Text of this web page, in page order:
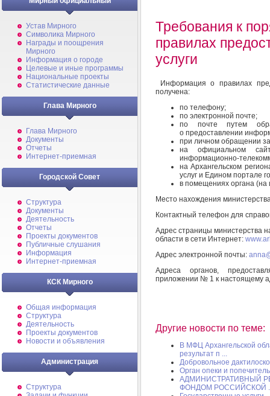
Устав Мирного
Символика Мирного
Награды и поощрения
Мирного
Информация о городе
Целевые и иные программы
Национальные проекты
Статистические данные
Глава Мирного
Глава Мирного
Документы
Отчеты
Интернет-приемная
Городской Совет
Структура
Документы
Деятельность
Отчеты
Проекты документов
Публичные слушания
Информация
Интернет-приемная
КСК Мирного
Общая информация
Структура
Деятельность
Проекты документов
Новости и объявления
Администрация
Структура
Требования к
правилах
услуги
Информация о правилах
получена:
по телефону;
по электронной почте;
по почте путем
о предоставлении
при личном обращении
на официальном
информационно-
на Архангельском
услуг и Едином портале
в помещениях органа
Место нахождения
Контактный телефон для
Адрес страницы министерства
области в сети Интернет:
Адрес электронной почты:
Адреса органов,
приложении № 1 к настоящему
Другие новости по теме:
В МФЦ Архангельской
результат п ...
Добровольное
Орган опеки и
АДМИНИСТРАТИВНЫЙ
ФОНДОМ РОССИЙСКОЙ